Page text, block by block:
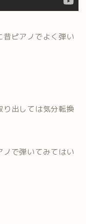
ピアノでよく弾い
り出しては気分転換
で弾いてみてはい